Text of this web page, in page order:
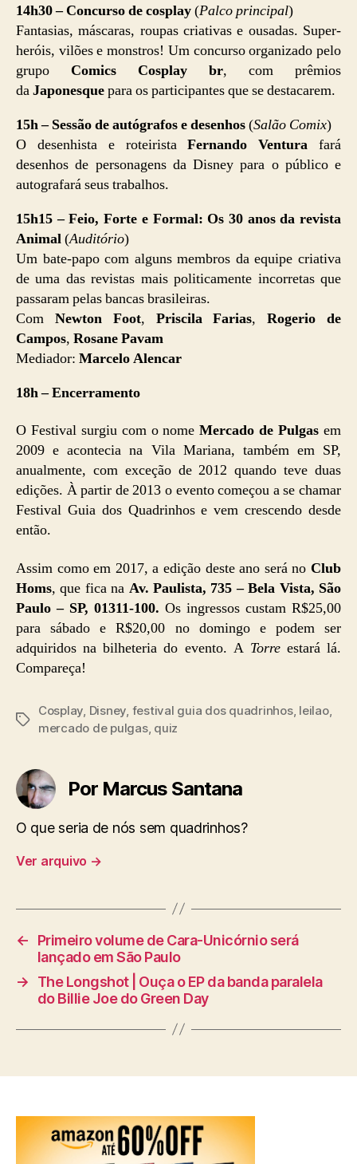
14h30 – Concurso de cosplay(Palco principal)
Fantasias, máscaras, roupas criativas e ousadas. Super-
heróis, vilões e monstros! Um concurso organizado pelo
grupo Comics Cosplay br, com prêmios
daJaponesquepara os participantes que se destacarem.
15h – Sessão de autógrafos e desenhos(Salão Comix)
O desenhista e roteiristaFernando Ventura fará
desenhos de personagens da Disney para o público e
autografará seus trabalhos.
15h15 – Feio, Forte e Formal: Os 30 anos da revista
Animal(Auditório)
Um bate-papo com alguns membros da equipe criativa
de uma das revistas mais politicamente incorretas que
passaram pelas bancas brasileiras.
Com Newton Foot, Priscila Farias,Rogerio de
Campos, Rosane Pavam
Mediador: Marcelo Alencar
18h – Encerramento
O Festival surgiu com o nomeMercado de Pulgas em
2009 e acontecia na Vila Mariana, também em SP,
anualmente, com exceção de 2012 quando teve duas
edições. À partir de 2013 o evento começou a se chamar
Festival Guia dos Quadrinhos e vem crescendo desde
então.
Assim como em 2017, a edição deste ano será no Club
Homs, que fica na Av. Paulista, 735 – Bela Vista, São
Paulo – SP, 01311-100. Os ingressos custam R$25,00
para sábado e R$20,00 no domingo e podem ser
adquiridos na bilheteria do evento. A Torreestará lá.
Compareça!
Tags
Cosplay Disney festival guia dos quadrinhos, leilao,
mercado de pulgas, quiz
Por Marcus Santana
O que seria de nós sem quadrinhos?
Ver arquivo →
←
Primeiro volume de Cara-Unicórnio será
lançado em São Paulo
→
The Longshot | Ouça o EP da banda paralela
do Billie Joe do Green Day